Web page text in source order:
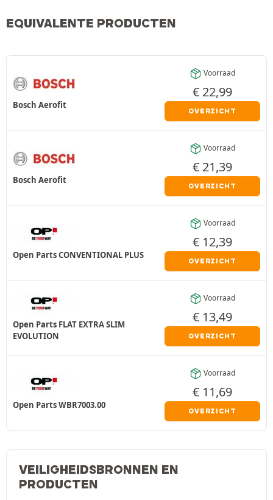
EQUIVALENTE PRODUCTEN
Bosch Aerofit
Voorraad
€ 22,99
OVERZICHT
Bosch Aerofit
Voorraad
€ 21,39
OVERZICHT
Open Parts CONVENTIONAL PLUS
Voorraad
€ 12,39
OVERZICHT
Open Parts FLAT EXTRA SLIM
EVOLUTION
Voorraad
€ 13,49
OVERZICHT
Open Parts WBR7003.00
Voorraad
€ 11,69
OVERZICHT
VEILIGHEIDSBRONNEN EN
PRODUCTEN